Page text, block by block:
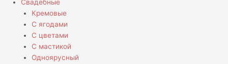
Свадебные
Кремовые
С ягодами
С цветами
С мастикой
Одноярусный